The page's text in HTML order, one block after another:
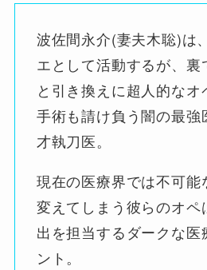
波佐間永介(妻夫木聡)は
エとして活動するが、裏
と引き換えに超人的なオ
手術も請け負う闇の最強
才執刀医。
現在の医療界では不可能
変えてしまう彼らのオペ
出を担当するダークな医
ント。